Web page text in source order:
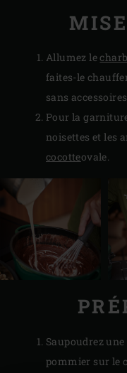
Allumez le
faites-le
sans
Pour la
noisettes et les
cocotteovale.
Saupoudrez
pommier sur le